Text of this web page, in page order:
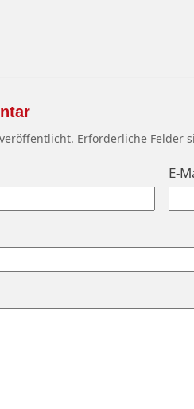
Erforderliche Felder
E-